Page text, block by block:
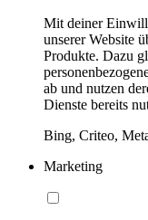
Mit deiner
unserer Website
Produkte. Dazu
ab und nutzen
Dienste bereits
Bing, Criteo,
Marketing